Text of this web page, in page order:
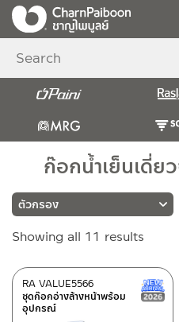
ก๊อกน้ำเย็นเดี่ย
แบรนด์
RASLAND
(4)
BEN
Showing all 11 results
latest
ชุดก๊อกอ่างล้างหน้าพร้อม
อุปกรณ์
RA VALUE5566